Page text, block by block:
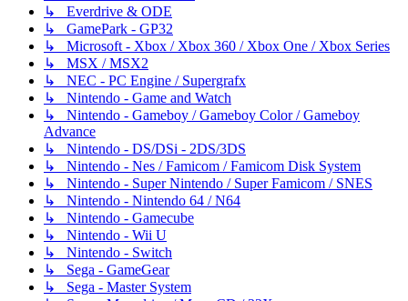
↳ Everdrive & ODE
↳ GamePark - GP32
↳ Microsoft - Xbox / Xbox 360 / Xbox One / Xbox Series
↳ MSX / MSX2
↳ NEC - PC Engine / Supergrafx
↳ Nintendo - Game and Watch
↳ Nintendo - Gameboy / Gameboy Color / Gameboy
Advance
↳ Nintendo - DS/DSi - 2DS/3DS
↳ Nintendo - Nes / Famicom / Famicom Disk System
↳ Nintendo - Super Nintendo / Super Famicom / SNES
↳ Nintendo - Nintendo 64 / N64
↳ Nintendo - Gamecube
↳ Nintendo - Wii U
↳ Nintendo - Switch
↳ Sega - GameGear
↳ Sega - Master System